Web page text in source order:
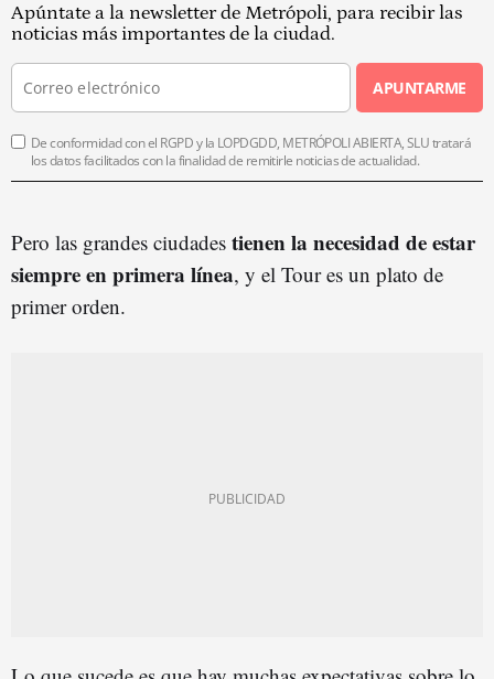
Apúntate a la newsletter de Metrópoli, para recibir las
noticias más importantes de la ciudad.
APUNTARME
De conformidad con el RGPD y la LOPDGDD, METRÓPOLI ABIERTA, SLU tratará
los datos facilitados con la finalidad de remitirle noticias de actualidad.
Pero las grandes ciudades tienen la necesidad de estar
siempre en primera línea, y el Tour es un plato de
primer orden.